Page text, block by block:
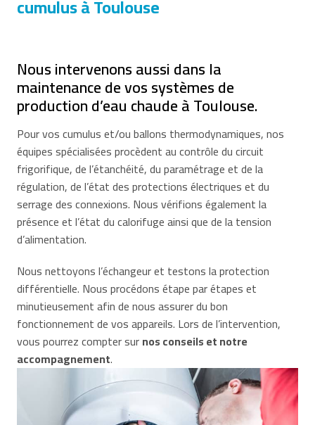
cumulus à Toulouse
Nous intervenons aussi dans la
maintenance de vos systèmes de
production d’eau chaude à Toulouse.
Pour vos cumulus et/ou ballons thermodynamiques, nos
équipes spécialisées procèdent au contrôle du circuit
frigorifique, de l’étanchéité, du paramétrage et de la
régulation, de l’état des protections électriques et du
serrage des connexions. Nous vérifions également la
présence et l’état du calorifuge ainsi que de la tension
d’alimentation.
Nous nettoyons l’échangeur et testons la protection
différentielle. Nous procédons étape par étapes et
minutieusement afin de nous assurer du bon
fonctionnement de vos appareils. Lors de l’intervention,
vous pourrez compter surnos conseils et notre
accompagnement.